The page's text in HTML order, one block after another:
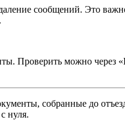
сообщений. Это
.
Проверить можно через
собранные до
с нуля.